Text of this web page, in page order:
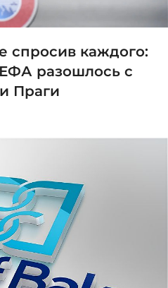
спросив каждого:
разошлось с
Праги